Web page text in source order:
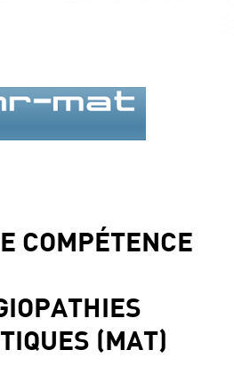
COMPÉTENCE
(MAT)